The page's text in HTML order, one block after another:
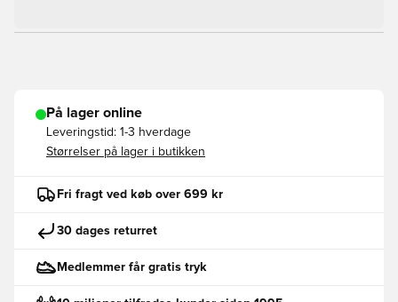
På lager online
Leveringstid: 1-3 hverdage
Størrelser på lager i butikken
Fri fragt ved køb over 699 kr
30 dages returret
Medlemmer får gratis tryk